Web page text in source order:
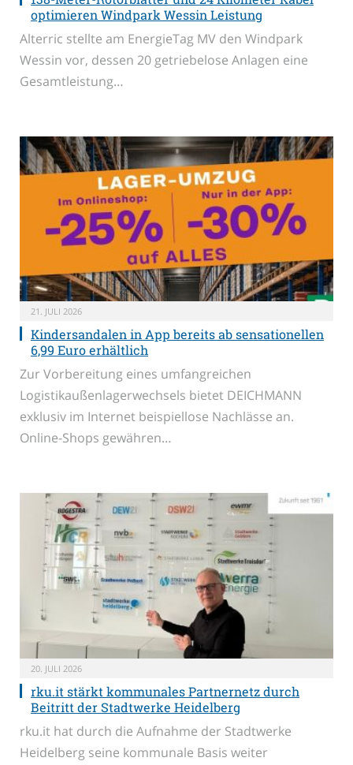
optimieren Windpark Wessin Leistung
Alterric stellte am EnergieTag MV den Windpark
Wessin vor, dessen 20 getriebelose Anlagen eine
Gesamtleistung…
21. JULI 2026
Kindersandalen in App bereits ab sensationellen
6,99 Euro erhältlich
Zur Vorbereitung eines umfangreichen
Logistikaußenlagerwechsels bietet DEICHMANN
exklusiv im Internet beispiellose Nachlässe an.
Online-Shops gewähren…
20. JULI 2026
rku.it stärkt kommunales Partnernetz durch
Beitritt der Stadtwerke Heidelberg
rku.it hat durch die Aufnahme der Stadtwerke
Heidelberg seine kommunale Basis weiter